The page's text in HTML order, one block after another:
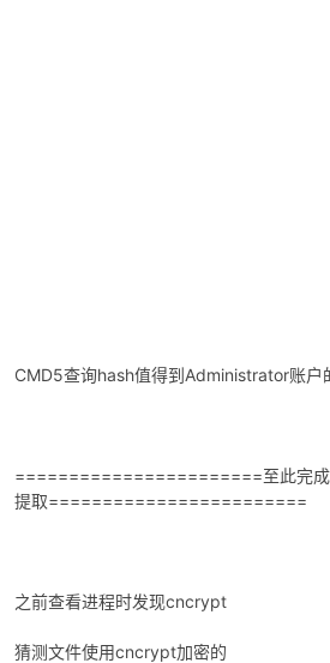
CMD5查询hash值得到Administrator账户
=======================至此完成
提取========================
之前查看进程时发现cncrypt
猜测文件使用cncrypt加密的